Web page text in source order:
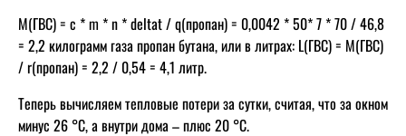
M(ГВС) = c * m * n * deltat / q(пропан) = 0,0042 * 50* 7 * 70 / 46,8
= 2,2 килограмм газа пропан бутана, или в литрах: L(ГВС) = M(ГВС)
/ r(пропан) = 2,2 / 0,54 = 4,1 литр.
Теперь вычисляем тепловые потери за сутки, считая, что за окном
минус 26 °C, а внутри дома – плюс 20 °C.